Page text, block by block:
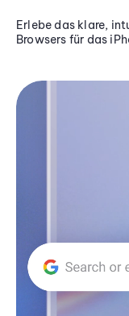
Erlebe das klare,
Browsers für das